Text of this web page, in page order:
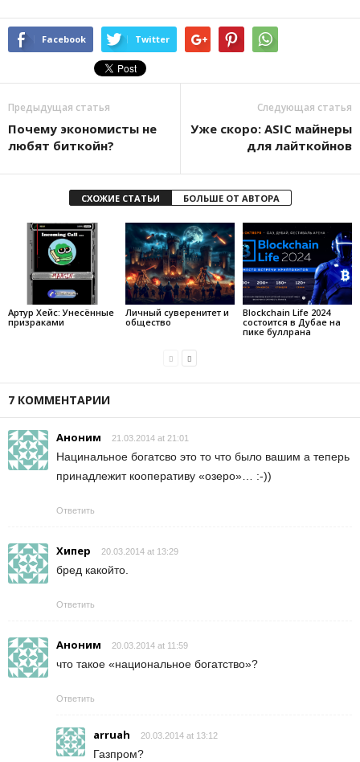
Facebook Twitter
Предыдущая статья
Почему экономисты не
любят биткойн?
Следующая статья
Уже скоро: ASIC майнеры
для лайткойнов
СХОЖИЕ СТАТЬИ БОЛЬШЕ ОТ АВТОРА
Артур Хейс: Унесённые
призраками
Личный суверенитет и
общество
Blockchain Life 2024
состоится в Дубае на
пике буллрана
7 КОММЕНТАРИИ
Аноним 21.03.2014 at 21:01
Нацинальное богатсво это то что было вашим а теперь
принадлежит кооперативу «озеро»… :-))
Ответить
Хипер 20.03.2014 at 13:29
бред какойто.
Ответить
Аноним 20.03.2014 at 11:59
что такое «национальное богатство»?
Ответить
arruah 20.03.2014 at 13:12
Газпром?